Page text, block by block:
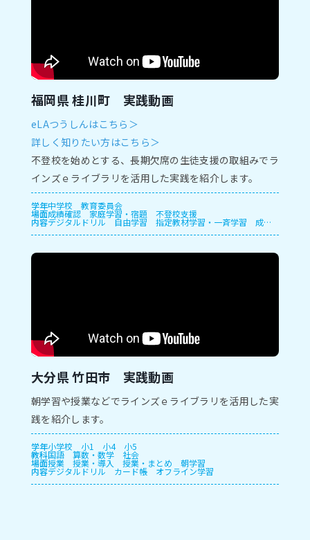
福岡県 桂川町 実践動画
eLAつうしんはこちら＞
詳しく知りたい方はこちら＞
不登校を始めとする、長期欠席の生徒支援の取組みでラ
インズｅライブラリを活用した実践を紹介します。
学年中学校 教育委員会
場面成績確認 家庭学習・宿題 不登校支援
内容デジタルドリル 自由学習 指定教材学習・一斉学習 成績
管理
大分県 竹田市 実践動画
朝学習や授業などでラインズｅライブラリを活用した実
践を紹介します。
学年小学校 小1 小4 小5
教科国語 算数・数学 社会
場面授業 授業・導入 授業・まとめ 朝学習
内容デジタルドリル カード帳 オフライン学習